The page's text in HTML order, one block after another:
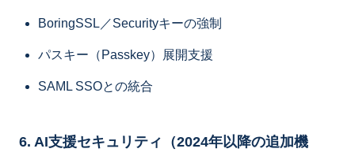
BoringSSL／Securityキーの強制
パスキー（Passkey）展開支援
SAML SSOとの統合
6. AI支援セキュリティ（2024年以降の追加機